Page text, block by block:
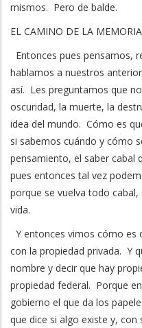
mismos. Pero de balde.
EL CAMINO DE LA
Entonces pues pensamos,
hablamos a nuestros
así. Les preguntamos que
oscuridad, la muerte, la
idea del mundo. Cómo es
si sabemos cuándo y cómo
pensamiento, el saber cabal
pues entonces tal vez
porque se vuelva todo
vida.
Y entonces vimos cómo es
con la propiedad privada. Y
nombre y decir que hay
propiedad federal. Porque
gobierno el que da los
que dice si algo existe y, con